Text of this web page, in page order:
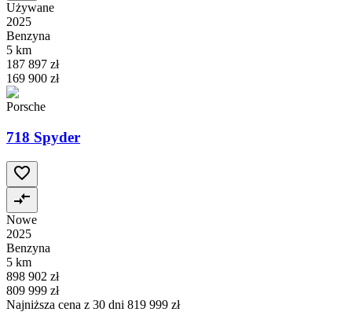
Używane
2025
Benzyna
5 km
187 897 zł
169 900 zł
Porsche
718 Spyder
Nowe
2025
Benzyna
5 km
898 902 zł
809 999 zł
Najniższa cena z 30 dni 819 999 zł